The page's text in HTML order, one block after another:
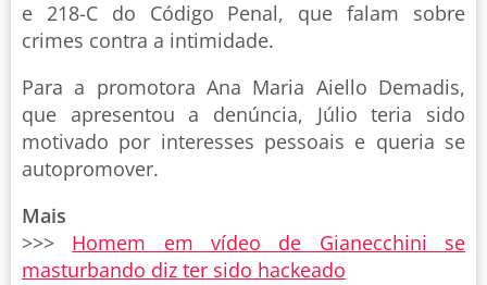
e 218-C do Código Penal, que falam sobre
crimes contra a intimidade.
Para a promotora Ana Maria Aiello Demadis,
que apresentou a denúncia, Júlio teria sido
motivado por interesses pessoais e queria se
autopromover.
Mais
>>> Homem em vídeo de Gianecchini se
masturbando diz ter sido hackeado